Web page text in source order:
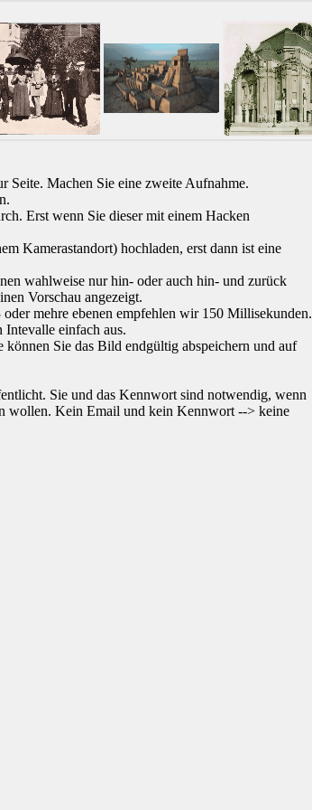
Seite. Machen Sie eine zweite Aufnahme.
Erst wenn Sie dieser mit einem Hacken
Kamerastandort) hochladen, erst dann ist eine
wahlweise nur hin- oder auch hin- und zurück
Vorschau angezeigt.
mehre ebenen empfehlen wir 150 Millisekunden.
Intevalle einfach aus.
Sie das Bild endgültig abspeichern und auf
Sie und das Kennwort sind notwendig, wenn
wollen. Kein Email und kein Kennwort --> keine